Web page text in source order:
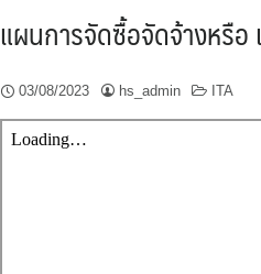
แผนการจัดซื้อจัดจ้างหรื
03/08/2023 hs_admin ITA